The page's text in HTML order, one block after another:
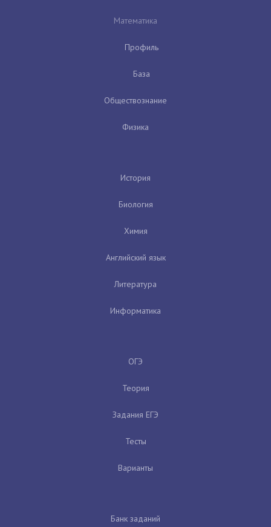
Математика
Профиль
База
Обществознание
Физика
История
Биология
Химия
Английский язык
Литература
Информатика
ОГЭ
Теория
Задания ЕГЭ
Тесты
Варианты
Банк заданий